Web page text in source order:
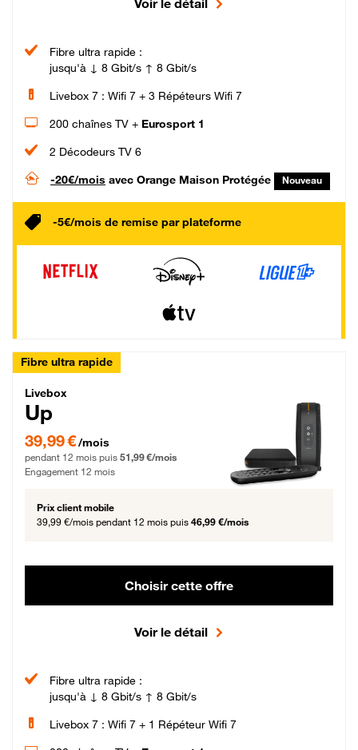
Voir le détail
Fibre ultra rapide :
jusqu'à ↓ 8 Gbit/s ↑ 8 Gbit/s
Livebox 7 : Wifi 7 + 3 Répéteurs Wifi 7
200 chaînes TV + Eurosport 1
2 Décodeurs TV 6
-20€/mois avec Orange Maison Protégée Nouveau
-5€/mois de remise par plateforme
Fibre ultra rapide
Livebox Up Fibre
Livebox
Up
39,99 € par mois pendant 12 mois puis 51,99 € par mois, Engagement 12 mois
39,99 €/mois
pendant 12 mois puis 51,99 €/mois
Engagement 12 mois
Prix client mobile
39,99 €/mois pendant 12 mois puis 46,99 €/mois
Choisir cette offre
Voir le détail
Fibre ultra rapide :
jusqu'à ↓ 8 Gbit/s ↑ 8 Gbit/s
Livebox 7 : Wifi 7 + 1 Répéteur Wifi 7